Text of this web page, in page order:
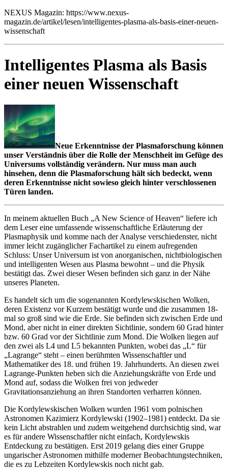
NEXUS Magazin: https://www.nexus-
magazin.de/artikel/lesen/intelligentes-plasma-als-basis-einer-neuen-
wissenschaft
Intelligentes Plasma als Basis
einer neuen Wissenschaft
Neue Erkenntnisse der Plasmaforschung können
unser Verständnis über die Rolle der Menschheit im Gefüge des
Universums vollständig verändern. Nur muss man auch
hinsehen, denn die Plasmaforschung hält sich bedeckt, wenn
deren Erkenntnisse nicht sowieso gleich hinter verschlossenen
Türen landen.
In meinem aktuellen Buch „A New Science of Heaven“ liefere ich
dem Leser eine umfassende wissenschaftliche Erläuterung der
Plasmaphysik und komme nach der Analyse verschiedenster, nicht
immer leicht zugänglicher Fachartikel zu einem aufregenden
Schluss: Unser Universum ist von anorganischen, nichtbiologischen
und intelligenten Wesen aus Plasma bewohnt – und die Physik
bestätigt das. Zwei dieser Wesen befinden sich ganz in der Nähe
unseres Planeten.
Es handelt sich um die sogenannten Kordylewskischen Wolken,
deren Existenz vor Kurzem bestätigt wurde und die zusammen 18-
mal so groß sind wie die Erde. Sie befinden sich zwischen Erde und
Mond, aber nicht in einer direkten Sichtlinie, sondern 60 Grad hinter
bzw. 60 Grad vor der Sichtlinie zum Mond. Die Wolken liegen auf
den zwei als L4 und L5 bekannten Punkten, wobei das „L“ für
„Lagrange“ steht – einen berühmten Wissenschaftler und
Mathematiker des 18. und frühen 19. Jahrhunderts. An diesen zwei
Lagrange-Punkten heben sich die Anziehungskräfte von Erde und
Mond auf, sodass die Wolken frei von jedweder
Gravitationsanziehung an ihren Standorten verharren können.
Die Kordylewskischen Wolken wurden 1961 vom polnischen
Astronomen Kazimierz Kordylewski (1902–1981) entdeckt. Da sie
kein Licht abstrahlen und zudem weitgehend durchsichtig sind, war
es für andere Wissenschaftler nicht einfach, Kordylewskis
Entdeckung zu bestätigen. Erst 2019 gelang dies einer Gruppe
ungarischer Astronomen mithilfe moderner Beobachtungstechniken,
die es zu Lebzeiten Kordylewskis noch nicht gab.